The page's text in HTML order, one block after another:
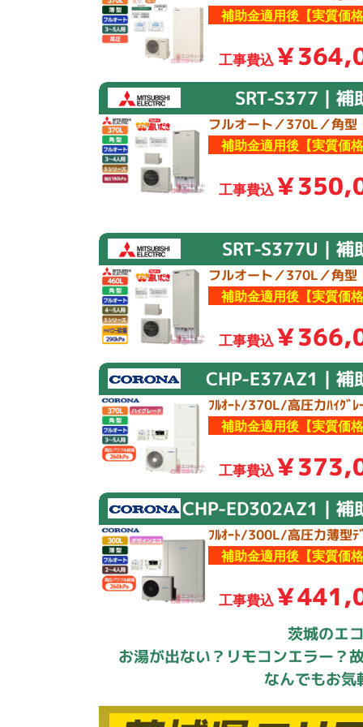
補助金適用後【実質価
工事費込￥
SRT-S377｜補
フルオート／370L／角型
補助金適用後【実質価
工事費込￥
SRT-S377U｜補
フルオート／370L／角型
補助金適用後【実質価
工事費込￥
CHP-E37AZ1｜補
ﾌﾙｵｰﾄ/370L/高圧力ﾊｲｸﾞﾚ
補助金適用後【実質価
工事費込￥
CHP-ED302AZ1｜補
ﾌﾙｵｰﾄ/300L/高圧力薄型ﾃ
補助金適用後【実質価
工事費込￥
茨城のエ
お湯が出ない？リモコンエラー？
なんでもお気